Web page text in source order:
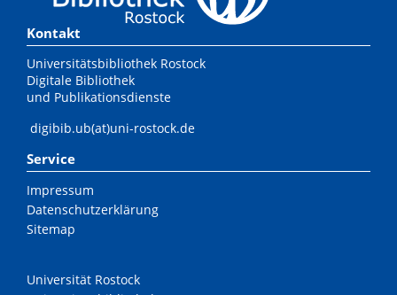
Kontakt
Universitätsbibliothek Rostock
Digitale Bibliothek
und Publikationsdienste
digibib.ub(at)uni-rostock.de
Service
Impressum
Datenschutzerklärung
Sitemap
Universität Rostock